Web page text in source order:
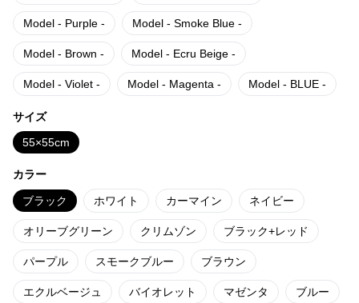
Model - Purple - Model - Smoke Blue -
Model - Brown - Model - Ecru Beige -
Model - Violet - Model - Magenta - Model - BLUE -
サイズ
55×55cm
カラー
ブラック ホワイト カーマイン ネイビー
オリーブグリーン クリムゾン ブラック+レッド
パープル スモークブルー ブラウン
エクルベージュ バイオレット マゼンタ ブルー